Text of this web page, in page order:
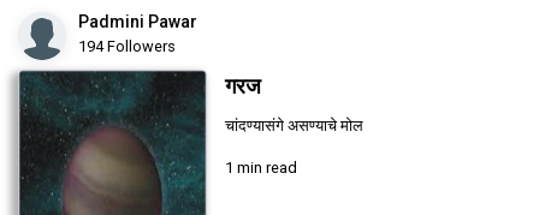
Padmini Pawar
194 Followers
गरज
चांदण्यासंगे असण्याचे मोल
1 min read